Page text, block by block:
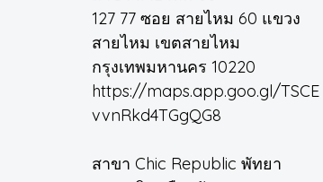
127 77 ซอย สายไหม 60 แขวง
สายไหม เขตสายไหม
กรุงเทพมหานคร 10220
https://maps.app.goo.gl/TSCE
vvnRkd4TGgQG8
สาขา Chic Republic พัทยา